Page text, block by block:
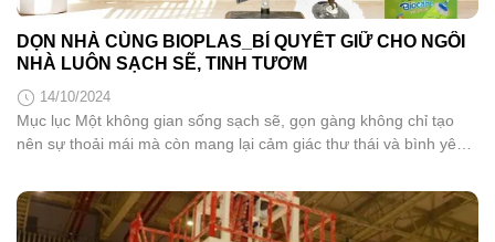
DỌN NHÀ CÙNG BIOPLAS_BÍ QUYẾT GIỮ CHO NGÔI
NHÀ LUÔN SẠCH SẼ, TINH TƯƠM
14/10/2024
Mục lục Một không gian sống sạch sẽ, gọn gàng không chỉ tạo
nên sự thoải mái mà còn mang lại cảm giác thư thái và bình yên
vệ sinh tối ưu với các sản phẩm chất lượng, giúp việc dọn...